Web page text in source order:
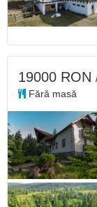
19000 RON
Fără masă